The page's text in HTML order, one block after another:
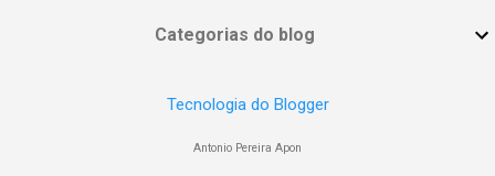
Categorias do blog
Tecnologia do Blogger
Antonio Pereira Apon